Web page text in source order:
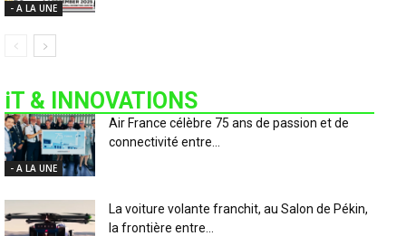
- A LA UNE
iT & INNOVATIONS
- A LA UNE
Air France célèbre 75 ans de passion et de
connectivité entre...
La voiture volante franchit, au Salon de Pékin,
la frontière entre...